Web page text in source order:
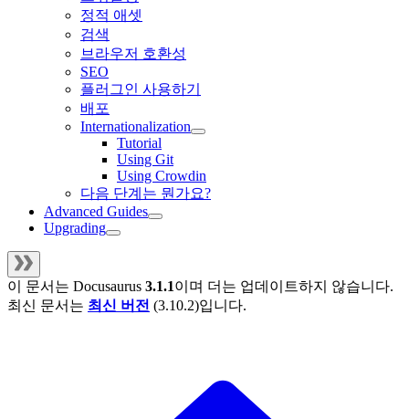
정적 애셋
검색
브라우저 호환성
SEO
플러그인 사용하기
배포
Internationalization
Tutorial
Using Git
Using Crowdin
다음 단계는 뭔가요?
Advanced Guides
Upgrading
이 문서는 Docusaurus 3.1.1이며 더는 업데이트하지 않습니다.
최신 문서는 최신 버전 (3.10.2)입니다.